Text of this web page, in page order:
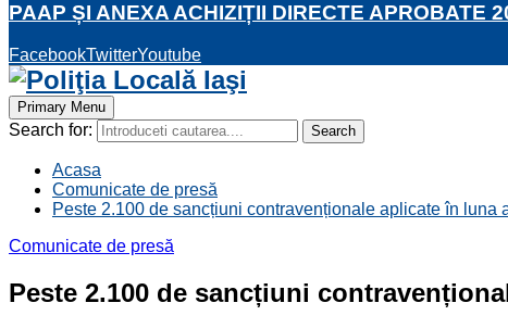
PAAP ȘI ANEXA ACHIZIȚII DIRECTE APROBATE
FacebookTwitterYoutube
Primary Menu
Search for: Search
Acasa
Comunicate de presă
Peste 2.100 de sancțiuni contravenționale aplicate în luna
Comunicate de presă
Peste 2.100 de sancțiuni